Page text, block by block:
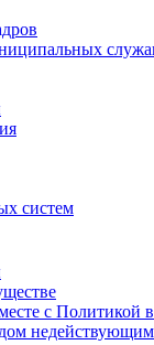
систем
с Политикой